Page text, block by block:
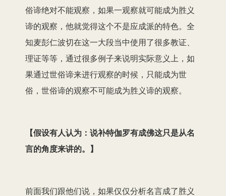
俗谛绝对不能观察，如果一观察就可能成为胜义
谛的观察，他就觉得这个不是应成派的特色。 全
知麦彭仁波切在这一大段当中使用了很多教证、
理证等等，通过很多例子来说明实际意义上，如
果通过世俗谛来进行观察的时候，只能成为世
俗，世俗谛的观察不可能成为胜义谛的观察。
【假设有人认为： 说补特伽罗有成佛这只是从名
言的角度来讲的。】
前面我们跟他们说，如果仅仅分析名言成了胜义